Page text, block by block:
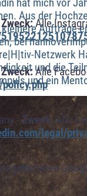
Zweck:Alle
Zweck:Alle
-Zweck: Alle
legal/
hat mich vor
Aus der
Aufträge
bei
Netzwerk
und die
und ein